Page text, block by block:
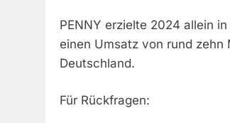
PENNY erzielte 2024 allein
einen Umsatz von rund zehn
Deutschland.
Für Rückfragen: